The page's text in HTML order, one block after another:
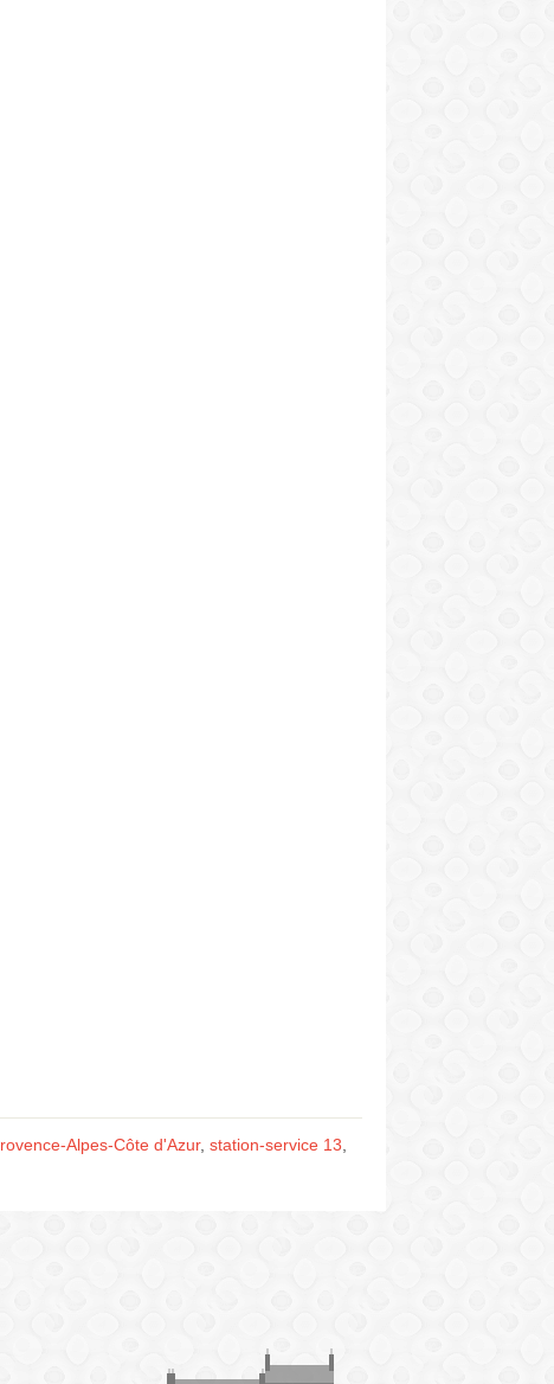
Alpes-Côte d'Azur, station-service 13,